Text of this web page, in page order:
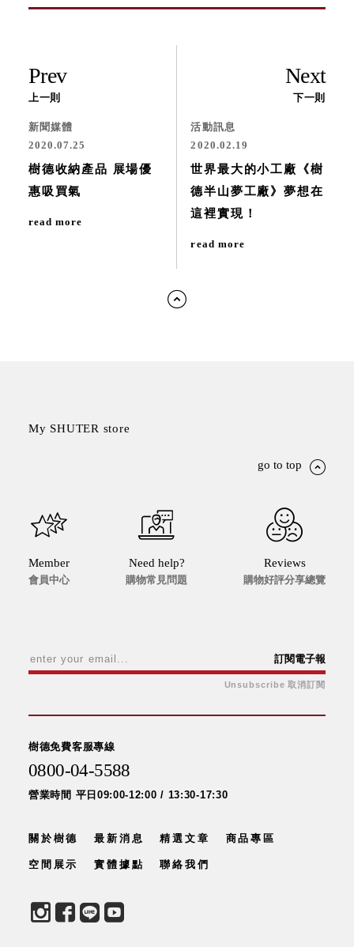
Prev
上一則
新聞媒體
2020.07.25
樹德收納產品 展場優
惠吸買氣
read more
Next
下一則
活動訊息
2020.02.19
世界最大的小工廠《樹
德半山夢工廠》夢想在
這裡實現！
read more
My SHUTER store
go to top
Member
會員中心
Need help?
購物常見問題
Reviews
購物好評分享總覽
訂閱電子報
Unsubscribe 取消訂閱
樹德免費客服專線
0800-04-5588
營業時間 平日09:00-12:00 / 13:30-17:30
關於樹德 最新消息 精選文章 商品專區
空間展示 實體據點 聯絡我們